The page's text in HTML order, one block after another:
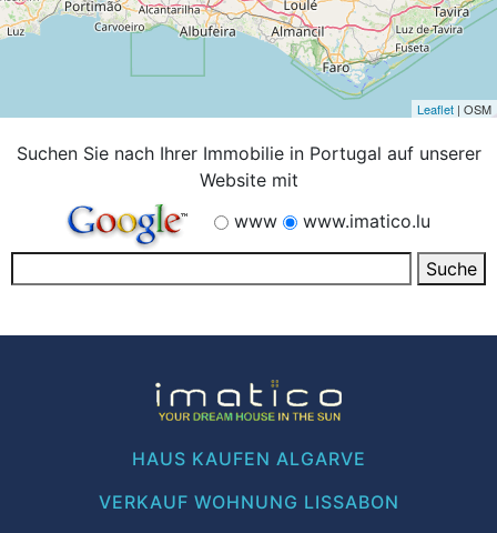
Leaflet | OSM
Suchen Sie nach Ihrer Immobilie in Portugal auf unserer
Website mit
www
www.imatico.lu
HAUS KAUFEN ALGARVE
VERKAUF WOHNUNG LISSABON